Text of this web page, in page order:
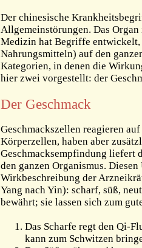
Der chinesische
Allgemeinstörungen. Das
Medizin hat Begriffe
Nahrungsmitteln) auf den
Kategorien, in denen die
hier zwei vorgestellt: der
Der Geschmack
Geschmackszellen reagieren
Körperzellen, haben aber
Geschmacksempfindung liefert
den ganzen Organismus.
Wirkbeschreibung der
Yang nach Yin): scharf, süß,
bewährt; sie lassen sich zum
Das Scharfe regt den Qi-
kann zum Schwitzen